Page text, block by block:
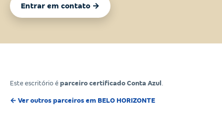
Entrar em contato →
Este escritório é parceiro certificado Conta Azul
← Ver outros parceiros em BELO HORIZONTE